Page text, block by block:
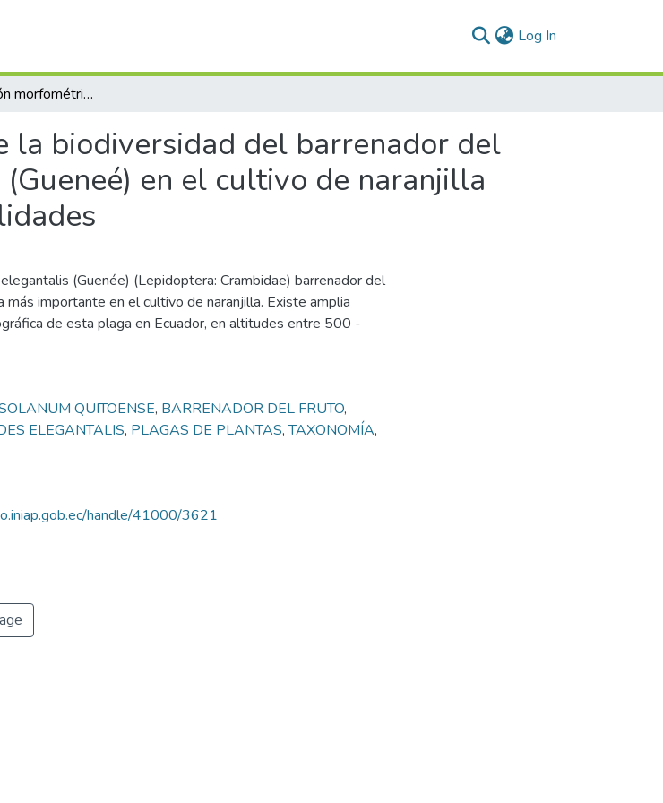
Log In
Caracterización morfométrica de la biodiversidad del barrenador del fruto Neoleucinodes elegantalis (Gueneé) en el cultivo de naranjilla Solanum quitoense en diez localidades
la biodiversidad del barrenador del
en el cultivo de naranjilla
(Guenée) (Lepidoptera: Crambidae) barrenador del
más importante en el cultivo de naranjilla. Existe amplia
de esta plaga en Ecuador, en altitudes entre 500 -
QUITOENSE, BARRENADOR DEL FRUTO,
ELEGANTALIS, PLAGAS DE PLANTAS,TAXONOMÍA,
handle/41000/3621